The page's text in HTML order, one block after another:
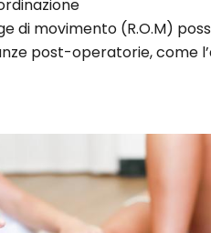
di movimento (R.O.M)
post-operatorie, come